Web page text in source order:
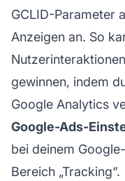
GCLID-Parameter
Anzeigen an. So
gewinnen, indem
Google Analytics
Google-Ads-
bei deinem
Bereich „Tracking“.